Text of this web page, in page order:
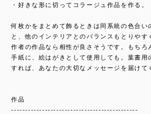
・好きな形に切ってコラージュ作品を作る。
何枚かをまとめて飾るときは同系統の色合い
と、他のインテリアとのバランスもとりやす
作者の作品なら相性が良さそうです。もちろ
手紙に、絵はがきとして使用しても。葉書用
すれば、あなたの大切なメッセージを届けて
作品
---------------------------------------------